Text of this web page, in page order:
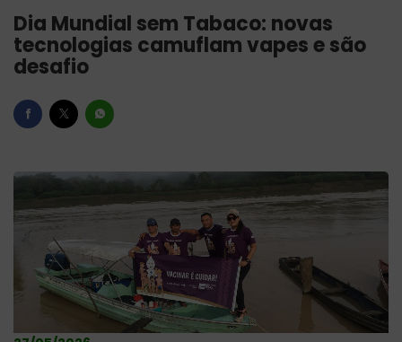
Dia Mundial sem Tabaco: novas
tecnologias camuflam vapes e são
desafio